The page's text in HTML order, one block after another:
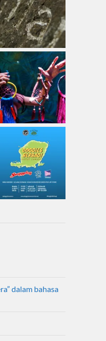
dalam bahasa